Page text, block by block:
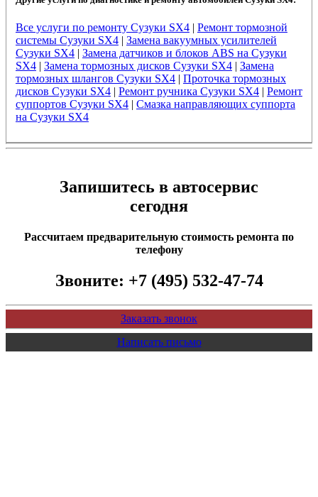
Все услуги по ремонту Сузуки SX4| Ремонт тормозной
системы Сузуки SX4| Замена вакуумных усилителей
Сузуки SX4| Замена датчиков и блоков ABS на Сузуки
SX4| Замена тормозных дисков Сузуки SX4| Замена
тормозных шлангов Сузуки SX4| Проточка тормозных
дисков Сузуки SX4| Ремонт ручника Сузуки SX4| Ремонт
суппортов Сузуки SX4| Смазка направляющих суппорта
на Сузуки SX4
Запишитесь в автосервис
сегодня
Рассчитаем предварительную стоимость ремонта по
телефону
Звоните: +7 (495) 532-47-74
Заказать звонок
Написать письмо